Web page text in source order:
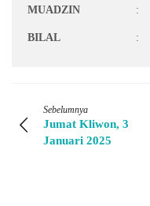
MUADZIN :
BILAL :
Sebelumnya
Jumat Kliwon, 3
Januari 2025